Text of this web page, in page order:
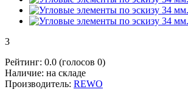
3
Рейтинг: 0.0 (голосов 0)
Наличие: на складе
Производитель: REWO